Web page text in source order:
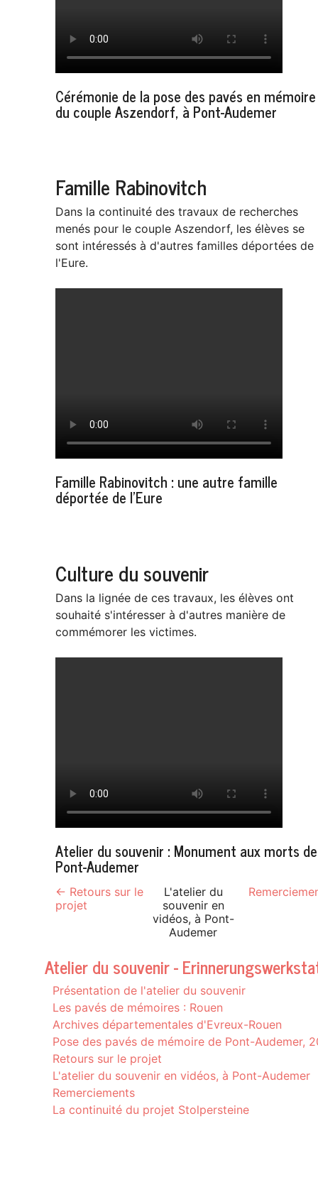
Cérémonie de la pose des pavés en mémoire
du couple Aszendorf, à Pont-Audemer
Famille Rabinovitch
Dans la continuité des travaux de recherches
menés pour le couple Aszendorf, les élèves se
sont intéressés à d'autres familles déportées de
l'Eure.
Famille Rabinovitch : une autre famille
déportée de l’Eure
Culture du souvenir
Dans la lignée de ces travaux, les élèves ont
souhaité s'intéresser à d'autres manière de
commémorer les victimes.
Atelier du souvenir : Monument aux morts de
Pont-Audemer
← Retours sur le
projet
L'atelier du
souvenir en
vidéos, à Pont-
Audemer
Atelier du souvenir -
Présentation de l'atelier du souvenir
Les pavés de mémoires : Rouen
Archives départementales d'Evreux-Rouen
Pose des pavés de mémoire de Pont-Audemer,
Retours sur le projet
L'atelier du souvenir en vidéos, à Pont-Audemer
Remerciements
La continuité du projet Stolpersteine